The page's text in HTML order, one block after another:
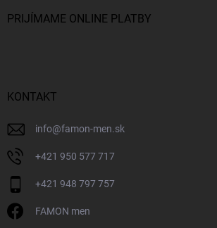
PRIJÍMAME ONLINE PLATBY
KONTAKT
info@famon-men.sk
+421 950 577 717
+421 948 797 757
FAMON men